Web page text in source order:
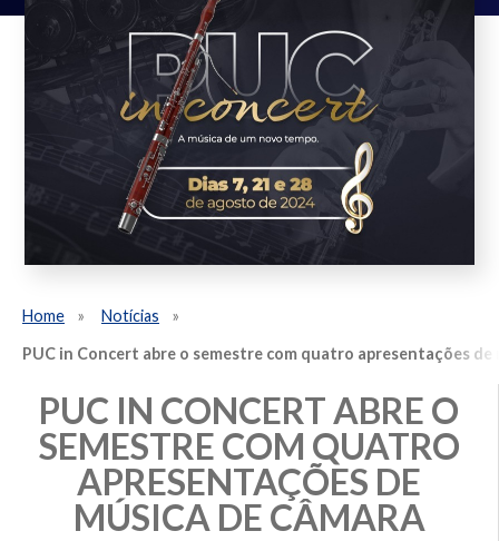
Home
Notícias
PUC in Concert abre o semestre com quatro apresentações de
PUC IN CONCERT ABRE O
SEMESTRE COM QUATRO
APRESENTAÇÕES DE
MÚSICA DE CÂMARA